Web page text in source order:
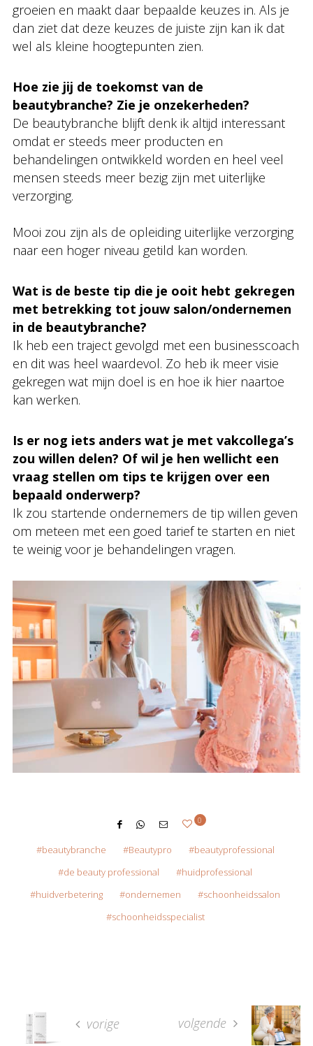
groeien en maakt daar bepaalde keuzes in. Als je
dan ziet dat deze keuzes de juiste zijn kan ik dat
wel als kleine hoogtepunten zien.
Hoe zie jij de toekomst van de
beautybranche? Zie je onzekerheden?
De beautybranche blijft denk ik altijd interessant
omdat er steeds meer producten en
behandelingen ontwikkeld worden en heel veel
mensen steeds meer bezig zijn met uiterlijke
verzorging.
Mooi zou zijn als de opleiding uiterlijke verzorging
naar een hoger niveau getild kan worden.
Wat is de beste tip die je ooit hebt gekregen
met betrekking tot jouw salon/ondernemen
in de beautybranche?
Ik heb een traject gevolgd met een businesscoach
en dit was heel waardevol. Zo heb ik meer visie
gekregen wat mijn doel is en hoe ik hier naartoe
kan werken.
Is er nog iets anders wat je met vakcollega’s
zou willen delen? Of wil je hen wellicht een
vraag stellen om tips te krijgen over een
bepaald onderwerp?
Ik zou startende ondernemers de tip willen geven
om meteen met een goed tarief te starten en niet
te weinig voor je behandelingen vragen.
0
beautybranche Beautypro
beautyprofessional
de beauty professional
huidprofessional
huidverbetering
ondernemen
schoonheidssalon
schoonheidsspecialist
vorige volgende